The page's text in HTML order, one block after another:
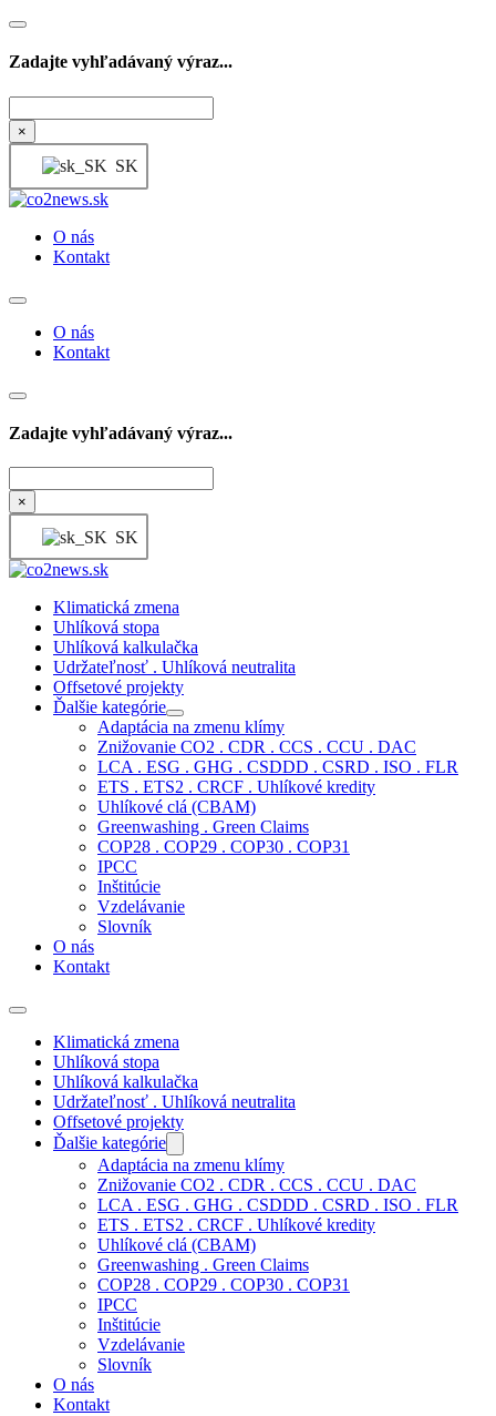
Zadajte vyhľadávaný výraz...
×
SK
O nás
Kontakt
O nás
Kontakt
Zadajte vyhľadávaný výraz...
×
SK
Klimatická zmena
Uhlíková stopa
Uhlíková kalkulačka
Udržateľnosť . Uhlíková neutralita
Offsetové projekty
Ďalšie kategórie
Adaptácia na zmenu klímy
Znižovanie CO2 . CDR . CCS . CCU . DAC
LCA . ESG . GHG . CSDDD . CSRD . ISO . FLR
ETS . ETS2 . CRCF . Uhlíkové kredity
Uhlíkové clá (CBAM)
Greenwashing . Green Claims
COP28 . COP29 . COP30 . COP31
IPCC
Inštitúcie
Vzdelávanie
Slovník
O nás
Kontakt
Klimatická zmena
Uhlíková stopa
Uhlíková kalkulačka
Udržateľnosť . Uhlíková neutralita
Offsetové projekty
Ďalšie kategórie
Adaptácia na zmenu klímy
Znižovanie CO2 . CDR . CCS . CCU . DAC
LCA . ESG . GHG . CSDDD . CSRD . ISO . FLR
ETS . ETS2 . CRCF . Uhlíkové kredity
Uhlíkové clá (CBAM)
Greenwashing . Green Claims
COP28 . COP29 . COP30 . COP31
IPCC
Inštitúcie
Vzdelávanie
Slovník
O nás
Kontakt